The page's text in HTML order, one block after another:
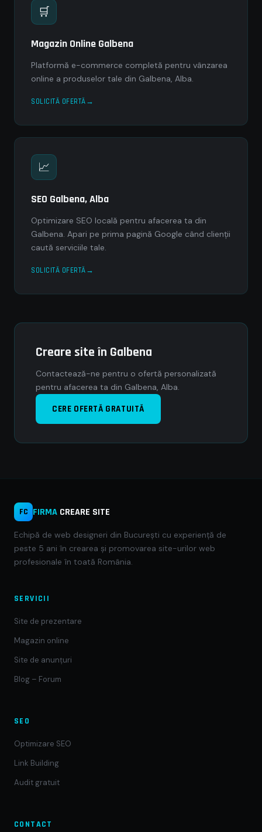
🛒
Magazin Online Galbena
Platformă e-commerce completă pentru vânzarea
online a produselor tale din Galbena, Alba.
SOLICITĂ OFERTĂ
📈
SEO Galbena, Alba
Optimizare SEO locală pentru afacerea ta din
Galbena. Apari pe prima pagină Google când clienții
caută serviciile tale.
SOLICITĂ OFERTĂ
Creare site în Galbena
Contactează-ne pentru o ofertă personalizată
pentru afacerea ta din Galbena, Alba.
CERE OFERTĂ GRATUITĂ
FC FIRMA CREARE SITE
Echipă de web designeri din București cu experiență de
peste 5 ani în crearea și promovarea site-urilor web
profesionale în toată România.
SERVICII
Site de prezentare
Magazin online
Site de anunțuri
Blog – Forum
SEO
Optimizare SEO
Link Building
Audit gratuit
CONTACT